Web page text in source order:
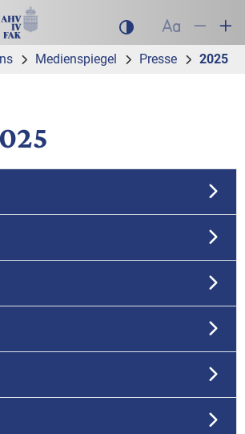
Dunklen Modus
Schrift auf
Schrift
Medienspiegel Presse 2025